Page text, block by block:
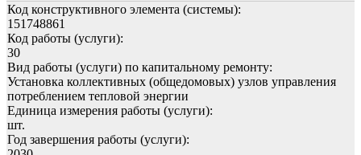
Код конструктивного элемента (системы):
151748861
Код работы (услуги):
30
Вид работы (услуги) по капитальному ремонту:
Установка коллективных (общедомовых) узлов управления
потреблением тепловой энергии
Единица измерения работы (услуги):
шт.
Год завершения работы (услуги):